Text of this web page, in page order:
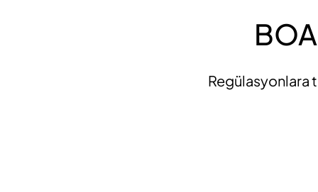
Regülasyonlara